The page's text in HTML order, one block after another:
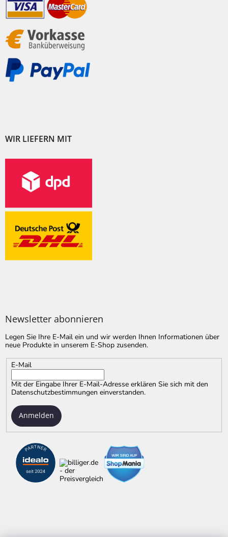
WIR LIEFERN MIT
Newsletter abonnieren
Legen Sie Ihre E-Mail ein und wir werden Ihnen Informationen über
neue Produkte in unserem E-Shop zusenden.
E-Mail
Mit der Eingabe Ihrer E-Mail-Adresse erklären Sie sich mit den
Datenschutzbestimmungen einverstanden.
Anmelden